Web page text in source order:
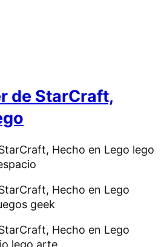
de StarCraft,